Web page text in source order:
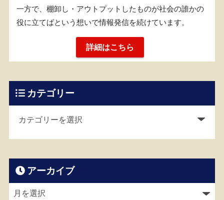
一方で、棚卸し・アウトプットしたものが社会の誰かの
役に立てばという想いで情報発信を続けています。
詳細はこちら
カテゴリー
アーカイブ